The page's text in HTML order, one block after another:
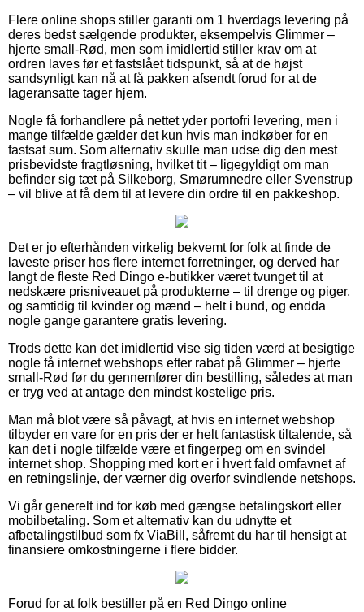
Flere online shops stiller garanti om 1 hverdags levering på
deres bedst sælgende produkter, eksempelvis Glimmer –
hjerte small-Rød, men som imidlertid stiller krav om at
ordren laves før et fastslået tidspunkt, så at de højst
sandsynligt kan nå at få pakken afsendt forud for at de
lageransatte tager hjem.
Nogle få forhandlere på nettet yder portofri levering, men i
mange tilfælde gælder det kun hvis man indkøber for en
fastsat sum. Som alternativ skulle man udse dig den mest
prisbevidste fragtløsning, hvilket tit – ligegyldigt om man
befinder sig tæt på Silkeborg, Smørumnedre eller Svenstrup
– vil blive at få dem til at levere din ordre til en pakkeshop.
Det er jo efterhånden virkelig bekvemt for folk at finde de
laveste priser hos flere internet forretninger, og derved har
langt de fleste Red Dingo e-butikker været tvunget til at
nedskære prisniveauet på produkterne – til drenge og piger,
og samtidig til kvinder og mænd – helt i bund, og endda
nogle gange garantere gratis levering.
Trods dette kan det imidlertid vise sig tiden værd at besigtige
nogle få internet webshops efter rabat på Glimmer – hjerte
small-Rød før du gennemfører din bestilling, således at man
er tryg ved at antage den mindst kostelige pris.
Man må blot være så påvagt, at hvis en internet webshop
tilbyder en vare for en pris der er helt fantastisk tiltalende, så
kan det i nogle tilfælde være et fingerpeg om en svindel
internet shop. Shopping med kort er i hvert fald omfavnet af
en retningslinje, der værner dig overfor svindlende netshops.
Vi går generelt ind for køb med gængse betalingskort eller
mobilbetaling. Som et alternativ kan du udnytte et
afbetalingstilbud som fx ViaBill, såfremt du har til hensigt at
finansiere omkostningerne i flere bidder.
Forud for at folk bestiller på en Red Dingo online